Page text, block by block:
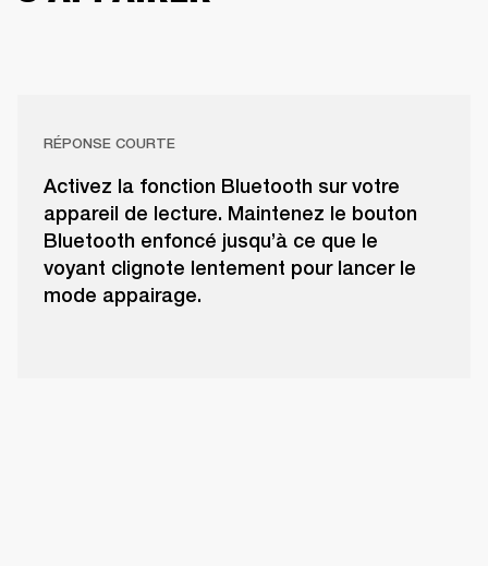
RÉPONSE COURTE
Activez la fonction Bluetooth sur votre
appareil de lecture. Maintenez le bouton
Bluetooth enfoncé jusqu’à ce que le
voyant clignote lentement pour lancer le
mode appairage.